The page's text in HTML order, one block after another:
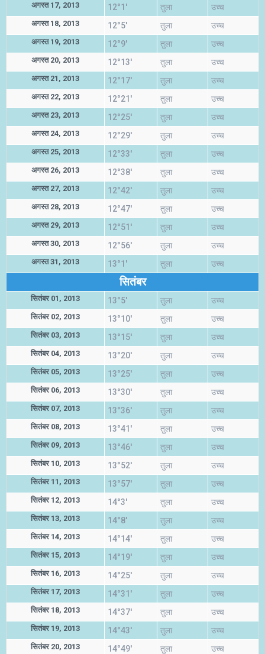
अगस्त 17, 2013 12°1' तुला उच्च
अगस्त 18, 2013 12°5' तुला उच्च
अगस्त 19, 2013 12°9' तुला उच्च
अगस्त 20, 2013 12°13' तुला उच्च
अगस्त 21, 2013 12°17' तुला उच्च
अगस्त 22, 2013 12°21' तुला उच्च
अगस्त 23, 2013 12°25' तुला उच्च
अगस्त 24, 2013 12°29' तुला उच्च
अगस्त 25, 2013 12°33' तुला उच्च
अगस्त 26, 2013 12°38' तुला उच्च
अगस्त 27, 2013 12°42' तुला उच्च
अगस्त 28, 2013 12°47' तुला उच्च
अगस्त 29, 2013 12°51' तुला उच्च
अगस्त 30, 2013 12°56' तुला उच्च
अगस्त 31, 2013 13°1' तुला उच्च
सितंबर
सितंबर 01, 2013 13°5' तुला उच्च
सितंबर 02, 2013 13°10' तुला उच्च
सितंबर 03, 2013 13°15' तुला उच्च
सितंबर 04, 2013 13°20' तुला उच्च
सितंबर 05, 2013 13°25' तुला उच्च
सितंबर 06, 2013 13°30' तुला उच्च
सितंबर 07, 2013 13°36' तुला उच्च
सितंबर 08, 2013 13°41' तुला उच्च
सितंबर 09, 2013 13°46' तुला उच्च
सितंबर 10, 2013 13°52' तुला उच्च
सितंबर 11, 2013 13°57' तुला उच्च
सितंबर 12, 2013 14°3' तुला उच्च
सितंबर 13, 2013 14°8' तुला उच्च
सितंबर 14, 2013 14°14' तुला उच्च
सितंबर 15, 2013 14°19' तुला उच्च
सितंबर 16, 2013 14°25' तुला उच्च
सितंबर 17, 2013 14°31' तुला उच्च
सितंबर 18, 2013 14°37' तुला उच्च
सितंबर 19, 2013 14°43' तुला उच्च
सितंबर 20, 2013 14°49' तुला उच्च